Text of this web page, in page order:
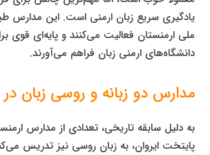
یادگیری سریع زبان ارمنی است. این مدارس
ملی ارمنستان فعالیت می‌کنند و پایه‌ای قوی
دانشگاه‌های ارمنی زبان فراهم می‌آورند.
مدارس دو زبانه و روسی زبان در
به دلیل سابقه تاریخی، تعدادی از مدارس
پایتخت ایروان، به زبان روسی نیز تدریس